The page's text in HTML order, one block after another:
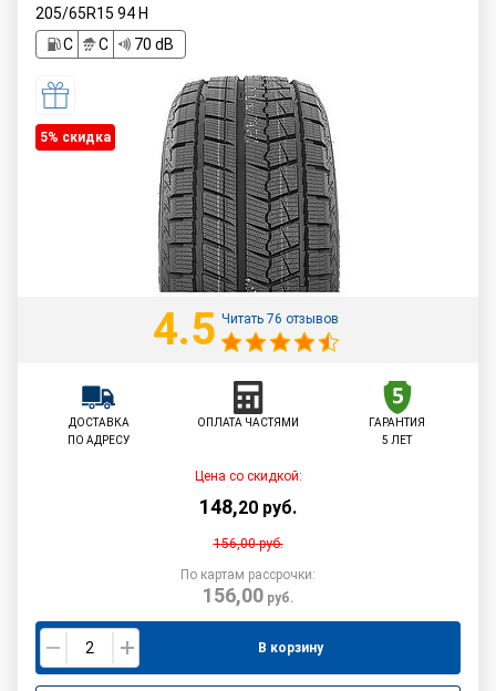
205/65R15 94 H
C
C 70 dB
5% cкидка
4.5 Читать 76 отзывов
ДОСТАВКА
ПО АДРЕСУ
ОПЛАТА ЧАСТЯМИ
ГАРАНТИЯ
5 ЛЕТ
Цена со скидкой:
148,20 руб.
156,00руб.
По картам рассрочки:
156,00руб.
В корзину